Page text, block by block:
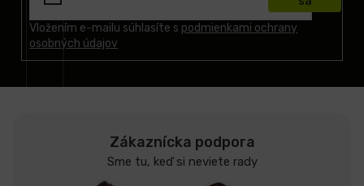
Vložením e-mailu súhlasíte s podmienkami ochrany
osobných údajov
Zákaznícka podpora
Sme tu, keď si neviete rady